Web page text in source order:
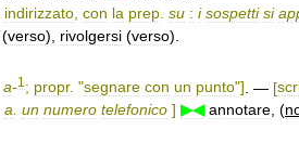
indirizzato con la prep su : i sospetti si
(verso), rivolgersi (verso).
a-1 ; propr. "segnare con un punto"] . — [
a. un numero telefonico ] ▶◀ annotare, (